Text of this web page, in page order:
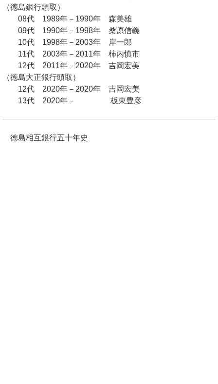
（徳島銀行頭取）
08代 1989年－1990年 森美雄
09代 1990年－1998年 桑原信義
10代 1998年－2003年 岸一郎
11代 2003年－2011年 柿内慎市
12代 2011年－2020年 吉岡宏美
（徳島大正銀行頭取）
12代 2020年－2020年 吉岡宏美
13代 2020年－ 板東豊彦
徳島相互銀行五十年史